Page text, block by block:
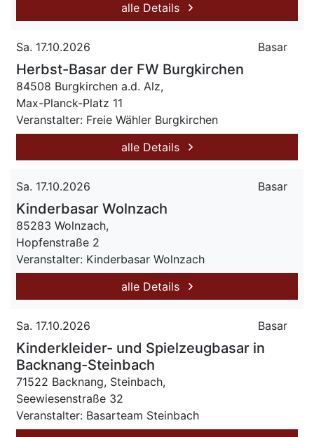
alle Details
Sa. 17.10.2026 Basar
Herbst-Basar der FW Burgkirchen
84508 Burgkirchen a.d. Alz,
Max-Planck-Platz 11
Veranstalter: Freie Wähler Burgkirchen
alle Details
Sa. 17.10.2026 Basar
Kinderbasar Wolnzach
85283 Wolnzach,
Hopfenstraße 2
Veranstalter: Kinderbasar Wolnzach
alle Details
Sa. 17.10.2026 Basar
Kinderkleider- und Spielzeugbasar in
Backnang-Steinbach
71522 Backnang, Steinbach,
Seewiesenstraße 32
Veranstalter: Basarteam Steinbach